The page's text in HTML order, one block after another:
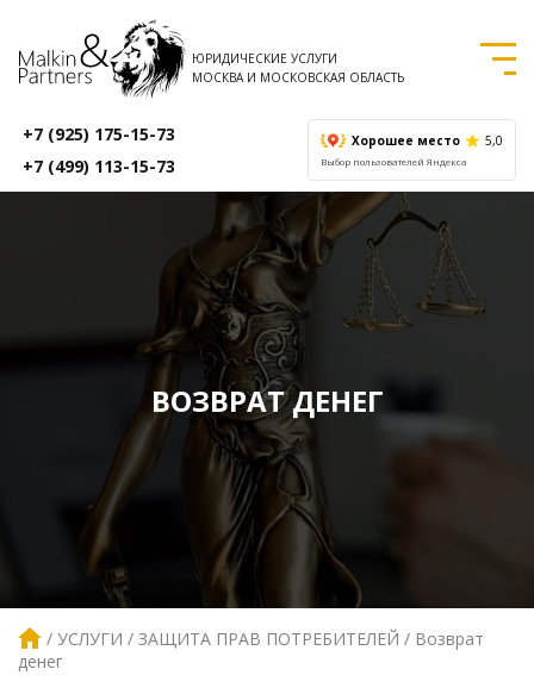
ЮРИДИЧЕСКИЕ УСЛУГИ
МОСКВА И МОСКОВСКАЯ ОБЛАСТЬ
+7 (925) 175-15-73
+7 (499) 113-15-73
Хорошее место 5,0
Выбор пользователей Яндекса
ВОЗВРАТ ДЕНЕГ
УСЛУГИ ЗАЩИТА ПРАВ ПОТРЕБИТЕЛЕЙ
Возврат
денег